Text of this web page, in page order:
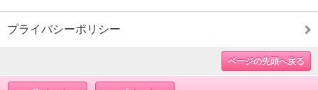
プライバシーポリシー
ページの先頭へ戻る